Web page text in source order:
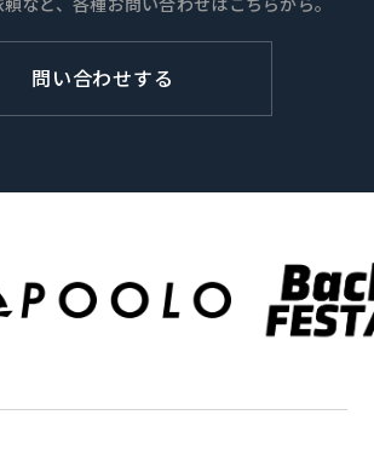
など、各種お問い合わせはこちらから。
問い合わせする